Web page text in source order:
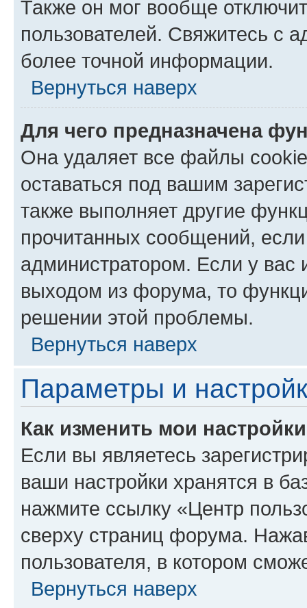
Также он мог вообще
пользователей. Свяжитесь с
более точной информации.
Вернуться наверх
Для чего предназначена
Она удаляет все файлы
оставаться под вашим
также выполняет другие
прочитанных сообщений,
администратором. Если у
выходом из форума, то
решении этой проблемы.
Вернуться наверх
Параметры и
Как изменить мои
Если вы являетесь
ваши настройки хранятся в
нажмите ссылку «Центр
сверху страниц форума.
пользователя, в котором
Вернуться наверх